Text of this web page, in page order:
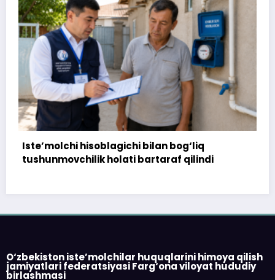
172 million so‘m to‘landi, ammo uy
topshirilmadi…
O‘zbekiston iste’molchilar huquqlarini himoya qilish
jamiyatlari federatsiyasi Farg‘ona viloyat hududiy
birlashmasi